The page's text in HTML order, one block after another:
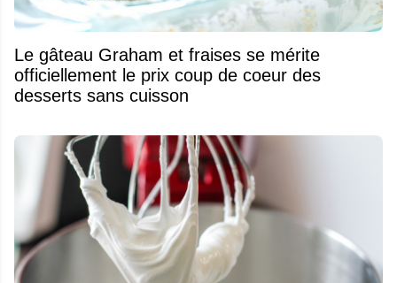
Le gâteau Graham et fraises se mérite
officiellement le prix coup de coeur des
desserts sans cuisson